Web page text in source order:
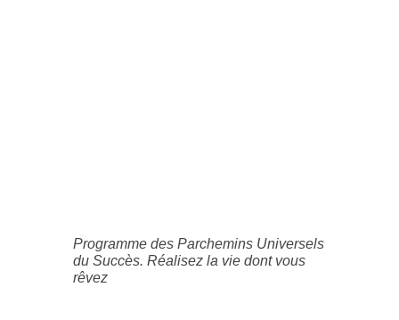
Programme des Parchemins Universels
du Succès. Réalisez la vie dont vous
rêvez